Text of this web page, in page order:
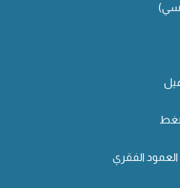
العمود الفقري